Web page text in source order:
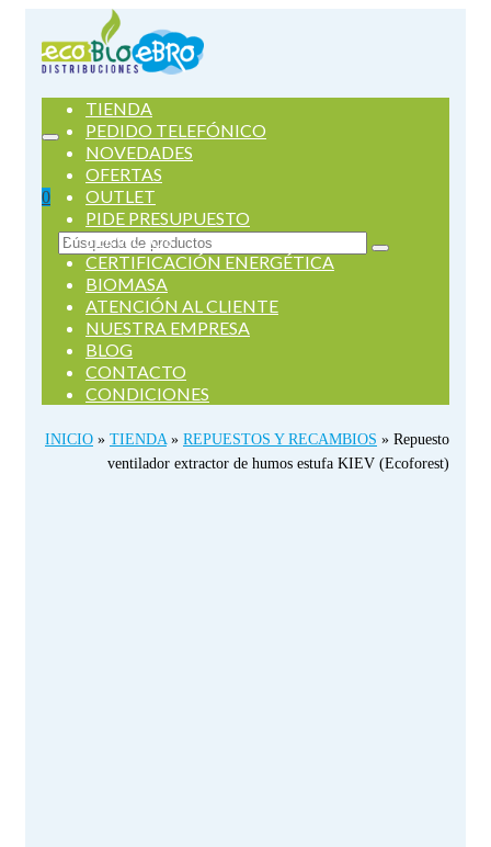
0
Buscar
por:
TIENDA
PEDIDO TELEFÓNICO
NOVEDADES
OFERTAS
OUTLET
PIDE PRESUPUESTO
SERVICIOS
CERTIFICACIÓN ENERGÉTICA
BIOMASA
ATENCIÓN AL CLIENTE
NUESTRA EMPRESA
BLOG
CONTACTO
CONDICIONES
INICIO » TIENDA » REPUESTOS Y RECAMBIOS » Repuesto
ventilador extractor de humos estufa KIEV (Ecoforest)